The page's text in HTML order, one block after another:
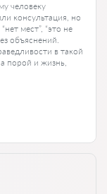
человеку
консультация, но
мест”, “это не
объяснений.
в такой
порой и жизнь,